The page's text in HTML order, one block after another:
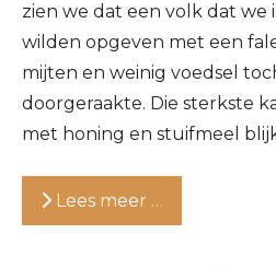
zien we dat een volk dat we
wilden opgeven met een
mijten en weinig voedsel
doorgeraakte. Die sterkste
met honing en stuifmeel
Lees meer …